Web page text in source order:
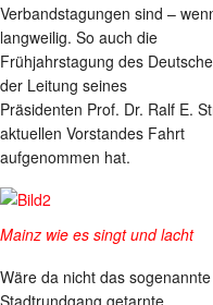
Verbandstagungen sind –
langweilig. So auch die
Frühjahrstagung des
der Leitung seines
Präsidenten Prof. Dr. Ralf E.
aktuellen Vorstandes Fahrt
aufgenommen hat.
Mainz wie es singt und lacht
Wäre da nicht das
Stadtrundgang getarnte